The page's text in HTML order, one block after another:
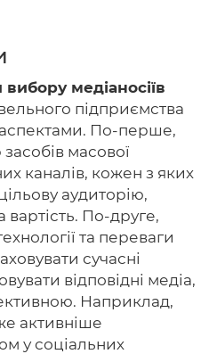
медіаносіїв
підприємства
По-перше,
масової
каналів, кожен з яких
аудиторію,
По-друге,
та переваги
сучасні
відповідні медіа,
Наприклад,
активніше
у соціальних